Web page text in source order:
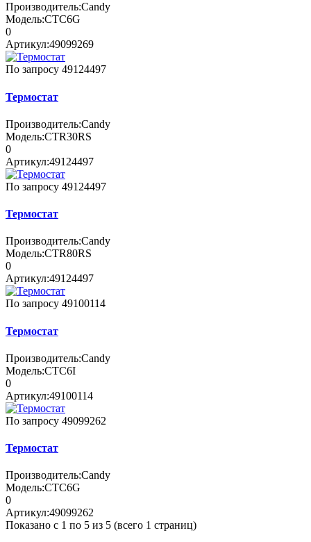
Производитель:Candy
Модель:CTC6G
0
Артикул:49099269
По запросу 49124497
Термостат
Производитель:Candy
Модель:CTR30RS
0
Артикул:49124497
По запросу 49124497
Термостат
Производитель:Candy
Модель:CTR80RS
0
Артикул:49124497
По запросу 49100114
Термостат
Производитель:Candy
Модель:CTC6I
0
Артикул:49100114
По запросу 49099262
Термостат
Производитель:Candy
Модель:CTC6G
0
Артикул:49099262
Показано с 1 по 5 из 5 (всего 1 страниц)